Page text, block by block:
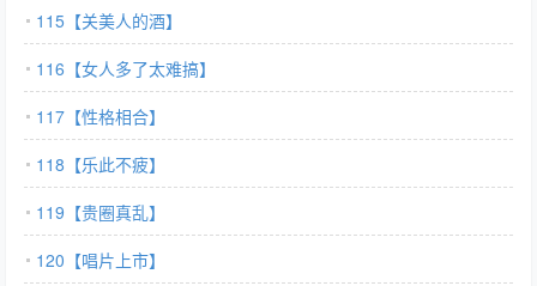
115【关美人的酒】
116【女人多了太难搞】
117【性格相合】
118【乐此不疲】
119【贵圈真乱】
120【唱片上市】